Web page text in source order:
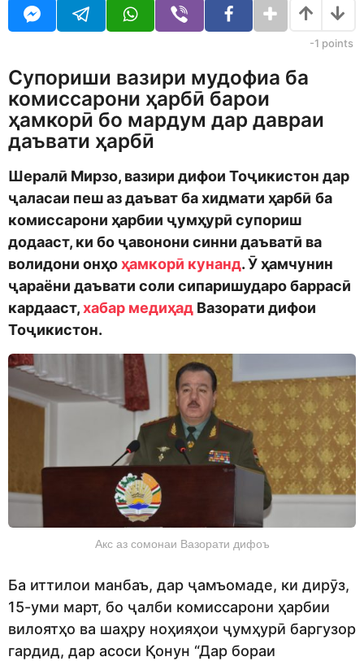
d
n
o
-1 points
Супориши вазири мудофиа ба
комиссарони ҳарбӣ барои
ҳамкорӣ бо мардум дар давраи
даъвати ҳарбӣ
Шералӣ Мирзо, вазири дифои Тоҷикистон дар
ҷаласаи пеш аз даъват ба хидмати ҳарбӣ ба
комиссарони ҳарбии ҷумҳурӣ супориш
додааст, ки бо ҷавонони синни даъватӣ ва
волидони онҳоҳамкорӣ кунанд.Ӯ ҳамчунин
ҷараёни даъвати соли сипаришударо баррасӣ
кардааст,хабар медиҳад Вазорати дифои
Тоҷикистон.
Акс аз сомонаи Вазорати дифоъ
Ба иттилои манбаъ, дар ҷамъомаде, ки дирӯз,
15-уми март, бо ҷалби комиссарони ҳарбии
вилоятҳо ва шаҳру ноҳияҳои ҷумҳурӣ баргузор
гардид, дар асоси Қонун “Дар бораи